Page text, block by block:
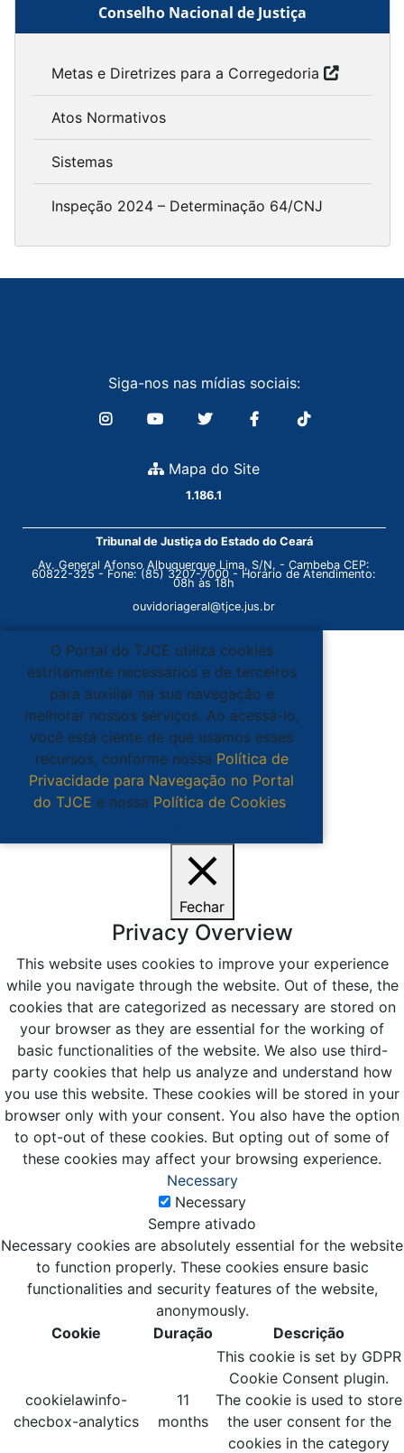
Conselho Nacional de Justiça
Metas e Diretrizes para a Corregedoria
Atos Normativos
Sistemas
Inspeção 2024 – Determinação 64/CNJ
Siga-nos nas mídias sociais:
Mapa do Site
1.186.1
Tribunal de Justiça do Estado do Ceará
Av. General Afonso Albuquerque Lima, S/N. - Cambeba CEP:
60822-325 - Fone: (85) 3207-7000 - Horário de Atendimento:
08h às 18h
ouvidoriageral@tjce.jus.br
O Portal do TJCE utiliza cookies
estritamente necessários e de terceiros
para auxiliar na sua navegação e
melhorar nossos serviços. Ao acessá-lo,
você está ciente de que usamos esses
recursos, conforme nossa Política de
Privacidade para Navegação no Portal
do TJCE e nossa Política de Cookies.
Fechar
Privacy Overview
This website uses cookies to improve your experience
while you navigate through the website. Out of these, the
cookies that are categorized as necessary are stored on
your browser as they are essential for the working of
basic functionalities of the website. We also use third-
party cookies that help us analyze and understand how
you use this website. These cookies will be stored in your
browser only with your consent. You also have the option
to opt-out of these cookies. But opting out of some of
these cookies may affect your browsing experience.
Necessary
Necessary
Sempre ativado
Necessary cookies are absolutely essential for the website
to function properly. These cookies ensure basic
functionalities and security features of the website,
anonymously.
Cookie
Duração Descrição
cookielawinfo-
checbox-analytics
11
months
This cookie is set by GDPR
Cookie Consent plugin.
The cookie is used to store
the user consent for the
cookies in the category